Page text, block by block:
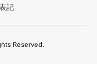
記
Reserved.